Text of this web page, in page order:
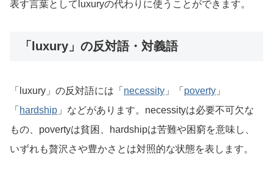
表す言葉としてluxuryの代わりに使うことができます。
「luxury」の反対語・対義語
「luxury」の反対語には「 necessity 」「 poverty 」
「 hardship 」などがあります。necessityは必要不可欠な
もの、povertyは貧困、hardshipは苦難や困窮を意味し、
いずれも贅沢さや豊かさとは対照的な状態を表します。